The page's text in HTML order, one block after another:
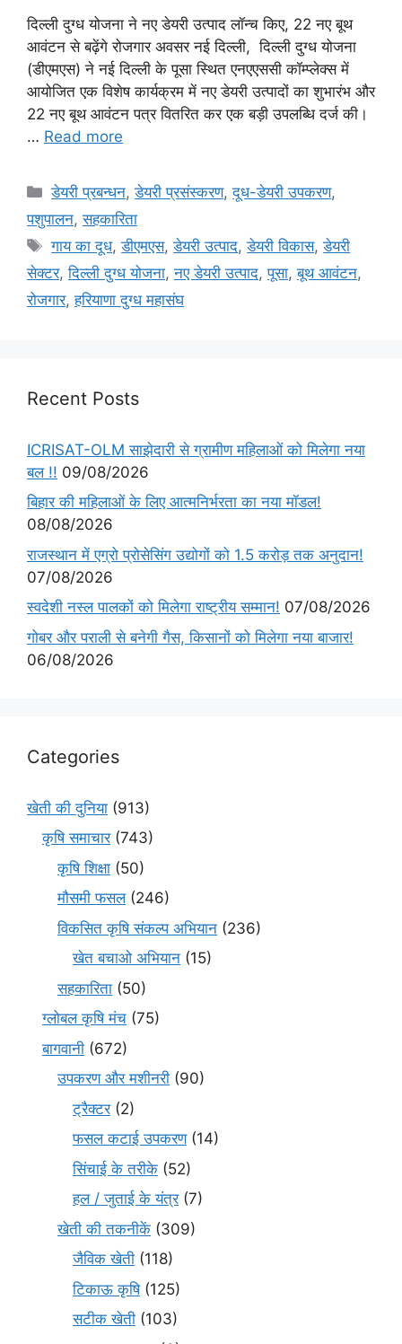
दिल्ली दुग्ध योजना ने नए डेयरी उत्पाद लॉन्च किए, 22 नए बूथ
आवंटन से बढ़ेंगे रोजगार अवसर नई दिल्ली, दिल्ली दुग्ध योजना
(डीएमएस) ने नई दिल्ली के पूसा स्थित एनएएससी कॉम्प्लेक्स में
आयोजित एक विशेष कार्यक्रम में नए डेयरी उत्पादों का शुभारंभ और
22 नए बूथ आवंटन पत्र वितरित कर एक बड़ी उपलब्धि दर्ज की।
… Read more
डेयरी प्रबन्धन,डेयरी प्रसंस्करण,दूध-डेयरी उपकरण,
पशुपालन,सहकारिता
गाय का दूध,डीएमएस,डेयरी उत्पाद,डेयरी विकास,डेयरी
सेक्टर,दिल्ली दुग्ध योजना,नए डेयरी उत्पाद,पूसा,बूथ आवंटन,
रोजगार,हरियाणा दुग्ध महासंघ
Recent Posts
ICRISAT-OLM साझेदारी से ग्रामीण महिलाओं को मिलेगा नया
बल !! 09/08/2026
बिहार की महिलाओं के लिए आत्मनिर्भरता का नया मॉडल!
08/08/2026
राजस्थान में एग्रो प्रोसेसिंग उद्योगों को 1.5 करोड़ तक अनुदान!
07/08/2026
स्वदेशी नस्ल पालकों को मिलेगा राष्ट्रीय सम्मान! 07/08/2026
गोबर और पराली से बनेगी गैस, किसानों को मिलेगा नया बाजार!
06/08/2026
Categories
खेती की दुनिया (913)
कृषि समाचार(743)
कृषि शिक्षा (50)
मौसमी फसल(246)
विकसित कृषि संकल्प अभियान (236)
खेत बचाओ अभियान (15)
सहकारिता (50)
ग्लोबल कृषि मंच (75)
बागवानी (672)
उपकरण और मशीनरी (90)
ट्रैक्टर(2)
फसल कटाई उपकरण(14)
सिंचाई के तरीके (52)
हल / जुताई के यंत्र(7)
खेती की तकनीकें (309)
जैविक खेती (118)
टिकाऊ कृषि(125)
सटीक खेती (103)